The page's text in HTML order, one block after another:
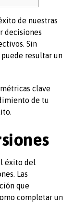
de nuestras
decisiones
Sin
resultar un
clave
de tu
éxito del
Las
que
completar un